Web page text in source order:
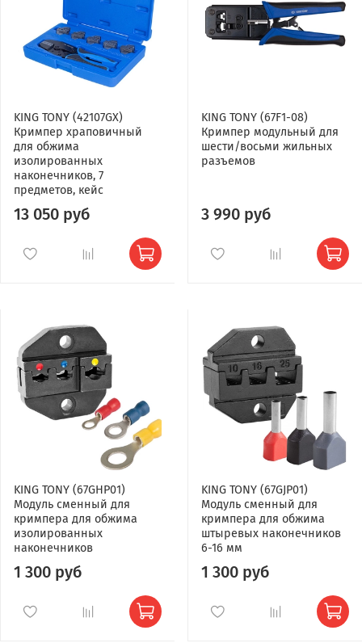
KING TONY (42107GX)
Кримпер храповичный
для обжима
изолированных
наконечников, 7
предметов, кейс
13 050 руб
KING TONY (67F1-08)
Кримпер модульный для
шести/восьми жильных
разъемов
3 990 руб
KING TONY (67GHP01)
Модуль сменный для
кримпера для обжима
изолированных
наконечников
1 300 руб
KING TONY (67GJP01)
Модуль сменный для
кримпера для обжима
штыревых наконечников
6-16 мм
1 300 руб